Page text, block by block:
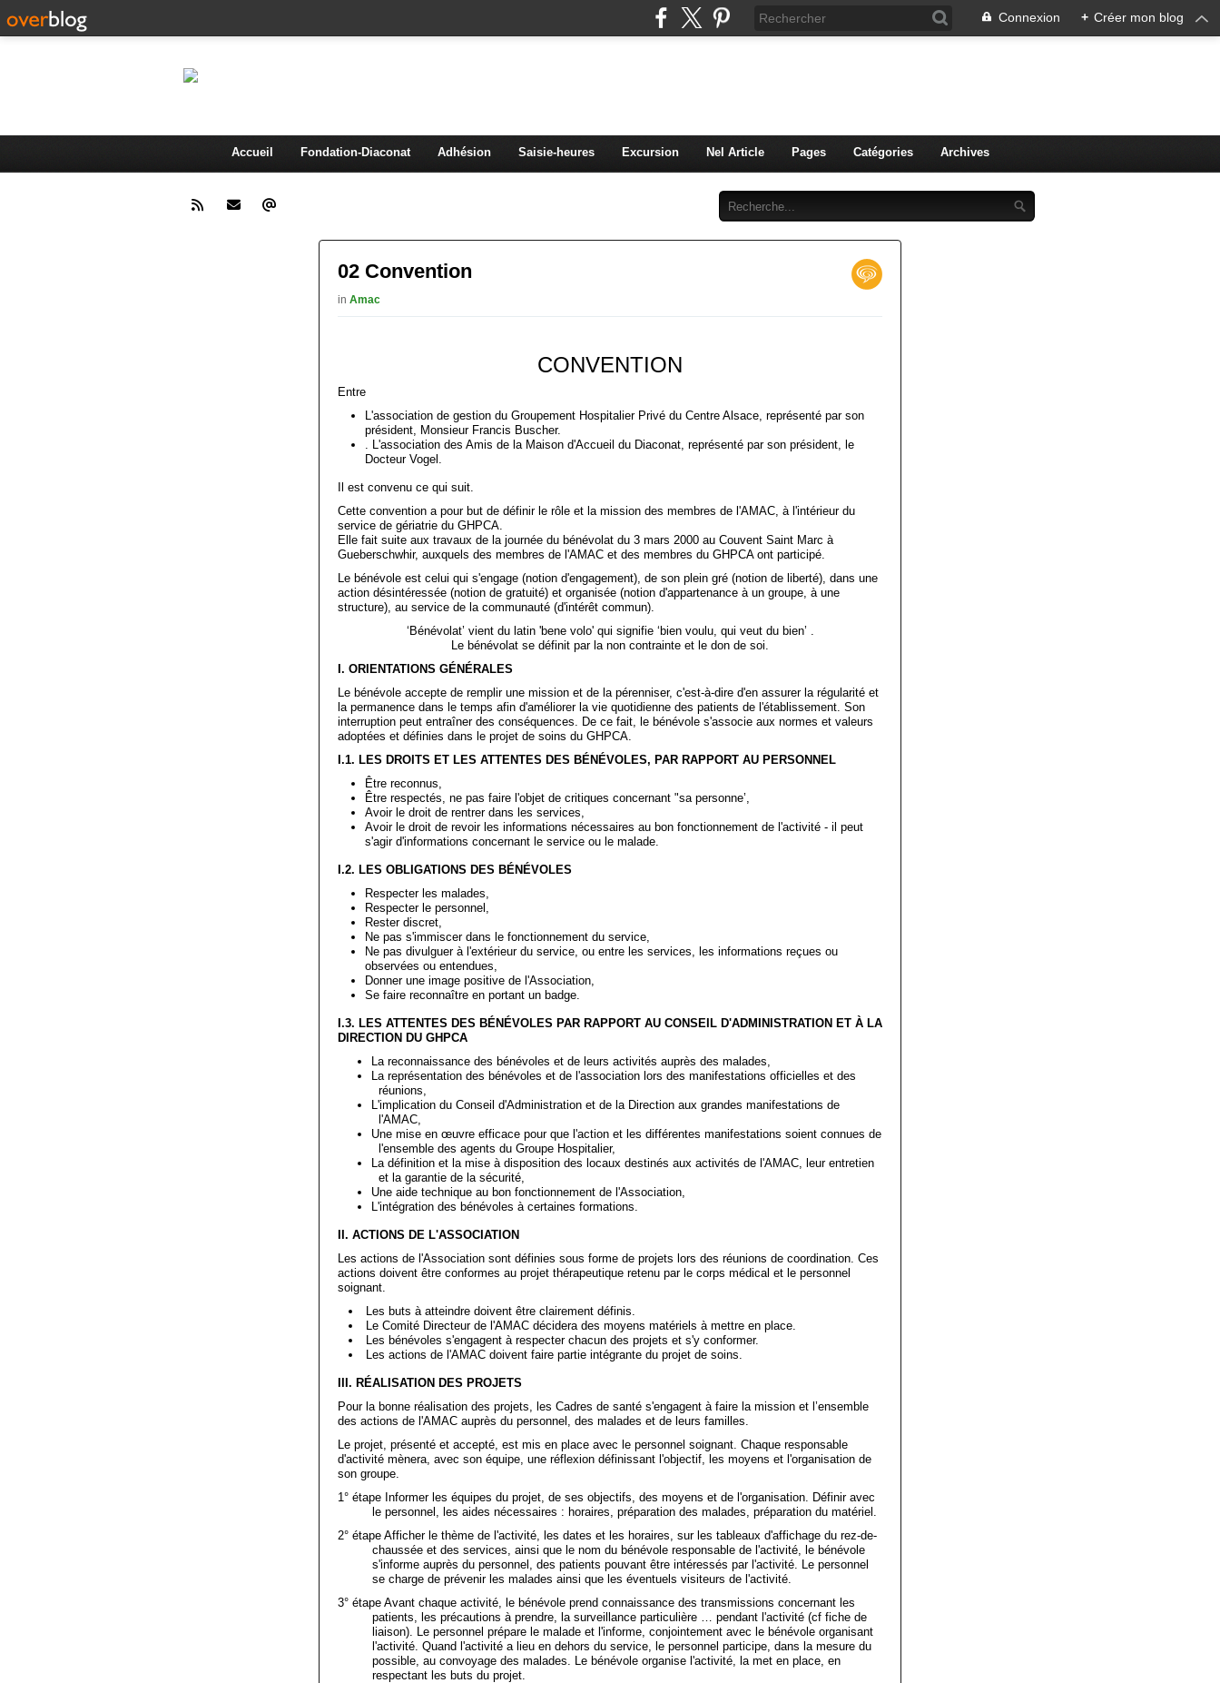
Connexion + Créer mon blog
Accueil Fondation-Diaconat Adhésion Saisie-heures Excursion Nel Article Pages Catégories Archives
02 Convention
in Amac
CONVENTION
Entre
L'association de gestion du Groupement Hospitalier Privé du Centre Alsace, représenté par son
président, Monsieur Francis Buscher.
. L'association des Amis de la Maison d'Accueil du Diaconat, représenté par son président, le
Docteur Vogel.
Il est convenu ce qui suit.
Cette convention a pour but de définir le rôle et la mission des membres de l'AMAC, à l'intérieur du
service de gériatrie du GHPCA.
Elle fait suite aux travaux de la journée du bénévolat du 3 mars 2000 au Couvent Saint Marc à
Gueberschwhir, auxquels des membres de l'AMAC et des membres du GHPCA ont participé.
Le bénévole est celui qui s'engage (notion d'engagement), de son plein gré (notion de liberté), dans une
action désintéressée (notion de gratuité) et organisée (notion d'appartenance à un groupe, à une
structure), au service de la communauté (d'intérêt commun).
‘Bénévolat’ vient du latin 'bene volo' qui signifie ‘bien voulu, qui veut du bien’ .
Le bénévolat se définit par la non contrainte et le don de soi.
I. ORIENTATIONS GÉNÉRALES
Le bénévole accepte de remplir une mission et de la pérenniser, c'est-à-dire d'en assurer la régularité et
la permanence dans le temps afin d'améliorer la vie quotidienne des patients de l'établissement. Son
interruption peut entraîner des conséquences. De ce fait, le bénévole s'associe aux normes et valeurs
adoptées et définies dans le projet de soins du GHPCA.
I.1. LES DROITS ET LES ATTENTES DES BÉNÉVOLES, PAR RAPPORT AU PERSONNEL
Être reconnus,
Être respectés, ne pas faire l'objet de critiques concernant "sa personne’,
Avoir le droit de rentrer dans les services,
Avoir le droit de revoir les informations nécessaires au bon fonctionnement de l'activité - il peut
s'agir d'informations concernant le service ou le malade.
I.2. LES OBLIGATIONS DES BÉNÉVOLES
Respecter les malades,
Respecter le personnel,
Rester discret,
Ne pas s'immiscer dans le fonctionnement du service,
Ne pas divulguer à l'extérieur du service, ou entre les services, les informations reçues ou
observées ou entendues,
Donner une image positive de l'Association,
Se faire reconnaître en portant un badge.
I.3. LES ATTENTES DES BÉNÉVOLES PAR RAPPORT AU CONSEIL D'ADMINISTRATION ET À LA
DIRECTION DU GHPCA
La reconnaissance des bénévoles et de leurs activités auprès des malades,
La représentation des bénévoles et de l'association lors des manifestations officielles et des
réunions,
L'implication du Conseil d'Administration et de la Direction aux grandes manifestations de
l'AMAC,
Une mise en œuvre efficace pour que l'action et les différentes manifestations soient connues de
l'ensemble des agents du Groupe Hospitalier,
La définition et la mise à disposition des locaux destinés aux activités de l'AMAC, leur entretien
et la garantie de la sécurité,
Une aide technique au bon fonctionnement de l'Association,
L'intégration des bénévoles à certaines formations.
II. ACTIONS DE L'ASSOCIATION
Les actions de l'Association sont définies sous forme de projets lors des réunions de coordination. Ces
actions doivent être conformes au projet thérapeutique retenu par le corps médical et le personnel
soignant.
Les buts à atteindre doivent être clairement définis.
Le Comité Directeur de l'AMAC décidera des moyens matériels à mettre en place.
Les bénévoles s'engagent à respecter chacun des projets et s'y conformer.
Les actions de l'AMAC doivent faire partie intégrante du projet de soins.
III. RÉALISATION DES PROJETS
Pour la bonne réalisation des projets, les Cadres de santé s'engagent à faire la mission et l’ensemble
des actions de l'AMAC auprès du personnel, des malades et de leurs familles.
Le projet, présenté et accepté, est mis en place avec le personnel soignant. Chaque responsable
d'activité mènera, avec son équipe, une réflexion définissant l'objectif, les moyens et l'organisation de
son groupe.
1° étape Informer les équipes du projet, de ses objectifs, des moyens et de l'organisation. Définir avec
le personnel, les aides nécessaires : horaires, préparation des malades, préparation du matériel.
2° étape Afficher le thème de l'activité, les dates et les horaires, sur les tableaux d'affichage du rez-de-
chaussée et des services, ainsi que le nom du bénévole responsable de l'activité, le bénévole
s'informe auprès du personnel, des patients pouvant être intéressés par l'activité. Le personnel
se charge de prévenir les malades ainsi que les éventuels visiteurs de l'activité.
3° étape Avant chaque activité, le bénévole prend connaissance des transmissions concernant les
patients, les précautions à prendre, la surveillance particulière … pendant l'activité (cf fiche de
liaison). Le personnel prépare le malade et l'informe, conjointement avec le bénévole organisant
l'activité. Quand l'activité a lieu en dehors du service, le personnel participe, dans la mesure du
possible, au convoyage des malades. Le bénévole organise l'activité, la met en place, en
respectant les buts du projet.